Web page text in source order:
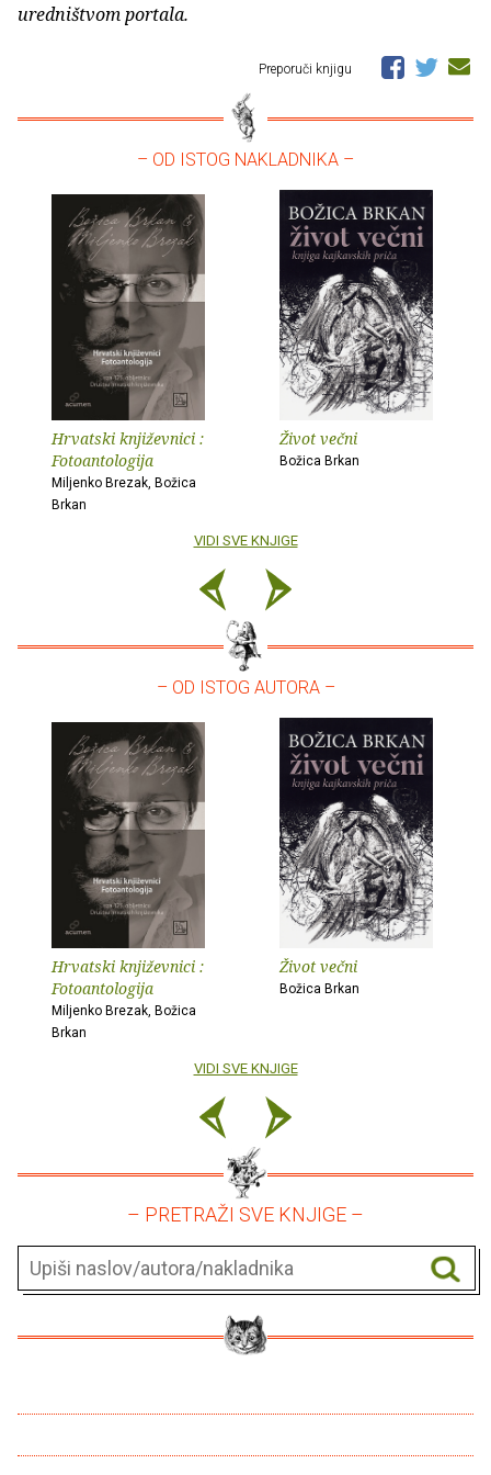
uredništvom portala.
Preporuči knjigu
– OD ISTOG NAKLADNIKA –
Hrvatski književnici :
Fotoantologija
Miljenko Brezak, Božica
Brkan
Život večni
Božica Brkan
VIDI SVE KNJIGE
– OD ISTOG AUTORA –
Hrvatski književnici :
Fotoantologija
Miljenko Brezak, Božica
Brkan
Život večni
Božica Brkan
VIDI SVE KNJIGE
– PRETRAŽI SVE KNJIGE –